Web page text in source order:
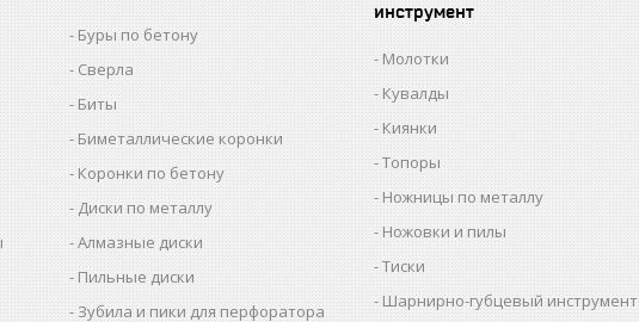
Буры по бетону
Сверла
Биты
Биметаллические коронки
Коронки по бетону
Диски по металлу
Алмазные диски
Пильные диски
Зубила и пики для перфоратора
инструмент
Молотки
Кувалды
Киянки
Топоры
Ножницы по металлу
Ножовки и пилы
Тиски
Шарнирно-губцевый инструмент